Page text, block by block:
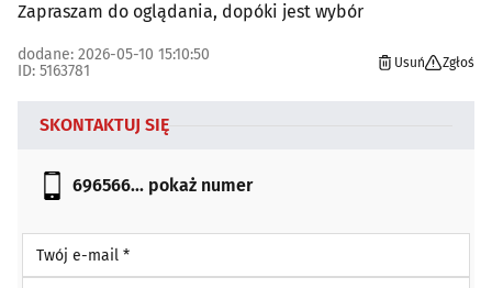
Zapraszam do oglądania, dopóki jest wybór
dodane: 2026-05-10 15:10:50
ID: 5163781
Usuń Zgłoś
SKONTAKTUJ SIĘ
696566... pokaż numer
Twój e-mail *